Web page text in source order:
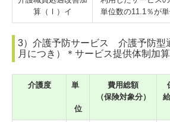
算（Ⅰ）イ
単位数の11.1％が
3）介護予防サービス 介護予防型
月につき）＊サービス提供体制加
介護度 単
位
費用総額
（保険対象分）